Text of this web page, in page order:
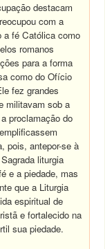
destacam
com a
a fé Católica como
romanos
para a forma
como do Ofício
fez grandes
militavam sob a
proclamação do
pois, antepor-se à
liturgia
e a piedade, mas
que a Liturgia
espiritual de
e fortalecido na
sua piedade.